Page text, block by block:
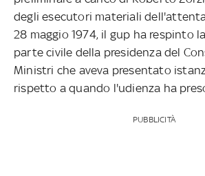
degli esecutori materiali
28 maggio 1974, il gup ha respinto
parte civile della presidenza del
Ministri che aveva presentato
rispetto a quando l'udienza ha
PUBBLICITÀ